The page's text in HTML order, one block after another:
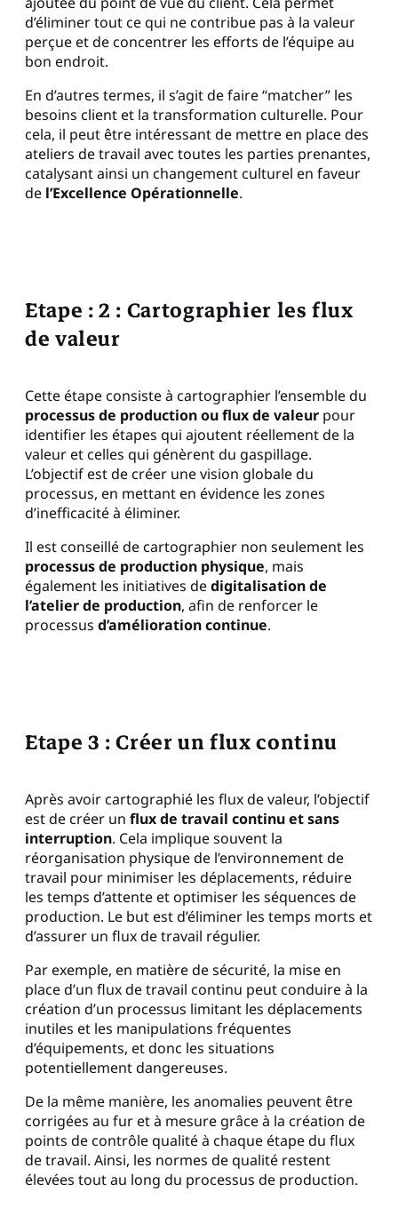
d’éliminer tout ce qui ne contribue pas à la valeur
perçue et de concentrer les efforts de l’équipe au
bon endroit.
En d’autres termes, il s’agit de faire “matcher” les
besoins client et la transformation culturelle. Pour
cela, il peut être intéressant de mettre en place des
ateliers de travail avec toutes les parties prenantes,
catalysant ainsi un changement culturel en faveur
de l’Excellence Opérationnelle.
Etape : 2 : Cartographier les flux
de valeur
Cette étape consiste à cartographier l’ensemble du
processus de production ou flux de valeur pour
identifier les étapes qui ajoutent réellement de la
valeur et celles qui génèrent du gaspillage.
L’objectif est de créer une vision globale du
processus, en mettant en évidence les zones
d’inefficacité à éliminer.
Il est conseillé de cartographier non seulement les
processus de production physique, mais
également les initiatives dedigitalisation de
l’atelier de production, afin de renforcer le
processus d’amélioration continue.
Etape 3 : Créer un flux continu
Après avoir cartographié les flux de valeur, l’objectif
est de créer un flux de travail continu et sans
interruption. Cela implique souvent la
réorganisation physique de l’environnement de
travail pour minimiser les déplacements, réduire
les temps d’attente et optimiser les séquences de
production. Le but est d’éliminer les temps morts et
d’assurer un flux de travail régulier.
Par exemple, en matière de sécurité, la mise en
place d’un flux de travail continu peut conduire à la
création d’un processus limitant les déplacements
inutiles et les manipulations fréquentes
d’équipements, et donc les situations
potentiellement dangereuses.
De la même manière, les anomalies peuvent être
corrigées au fur et à mesure grâce à la création de
points de contrôle qualité à chaque étape du flux
de travail. Ainsi, les normes de qualité restent
élevées tout au long du processus de production.